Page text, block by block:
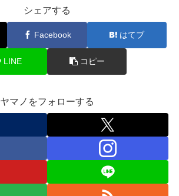
シェアする
Facebook はてブ
LINE コピー
ヤマノをフォローする